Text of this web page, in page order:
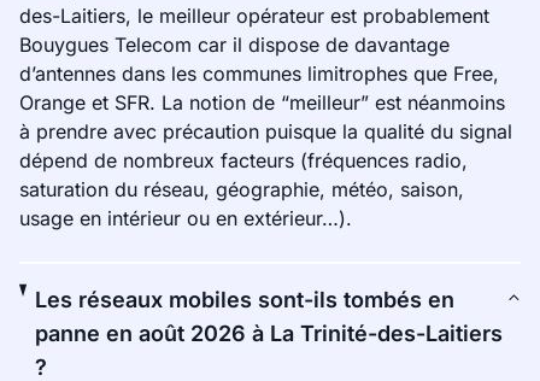
des-Laitiers, le meilleur opérateur est probablement
Bouygues Telecom car il dispose de davantage
d’antennes dans les communes limitrophes que Free,
Orange et SFR. La notion de “meilleur” est néanmoins
à prendre avec précaution puisque la qualité du signal
dépend de nombreux facteurs (fréquences radio,
saturation du réseau, géographie, météo, saison,
usage en intérieur ou en extérieur…).
Les réseaux mobiles sont-ils tombés en
panne en août 2026 à La Trinité-des-Laitiers
?